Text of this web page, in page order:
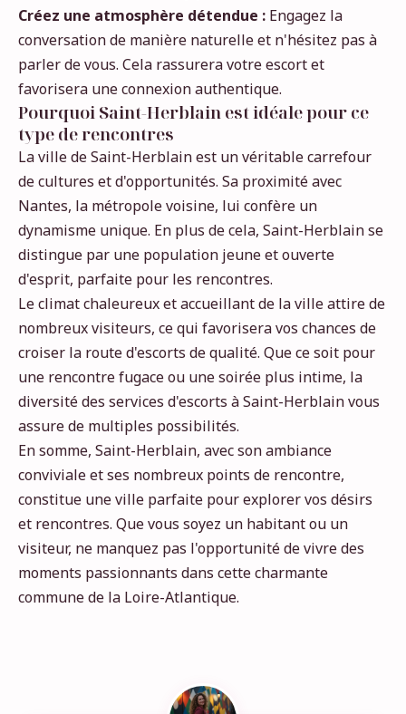
Créez une atmosphère détendue : Engagez la
conversation de manière naturelle et n'hésitez pas à
parler de vous. Cela rassurera votre escort et
favorisera une connexion authentique.
Pourquoi Saint-Herblain est idéale pour ce
type de rencontres
La ville de Saint-Herblain est un véritable carrefour
de cultures et d'opportunités. Sa proximité avec
Nantes, la métropole voisine, lui confère un
dynamisme unique. En plus de cela, Saint-Herblain se
distingue par une population jeune et ouverte
d'esprit, parfaite pour les rencontres.
Le climat chaleureux et accueillant de la ville attire de
nombreux visiteurs, ce qui favorisera vos chances de
croiser la route d'escorts de qualité. Que ce soit pour
une rencontre fugace ou une soirée plus intime, la
diversité des services d'escorts à Saint-Herblain vous
assure de multiples possibilités.
En somme, Saint-Herblain, avec son ambiance
conviviale et ses nombreux points de rencontre,
constitue une ville parfaite pour explorer vos désirs
et rencontres. Que vous soyez un habitant ou un
visiteur, ne manquez pas l'opportunité de vivre des
moments passionnants dans cette charmante
commune de la Loire-Atlantique.